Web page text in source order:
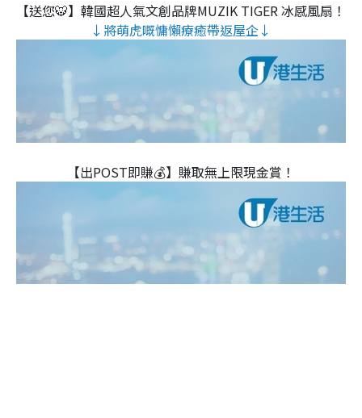
【送您🐯】韓國超人氣文創品牌MUZIK TIGER 冰感風扇！
↓將萌虎嘅慵懶療癒帶返屋企↓
【出POST即賺💰】賺取無上限現金賞！